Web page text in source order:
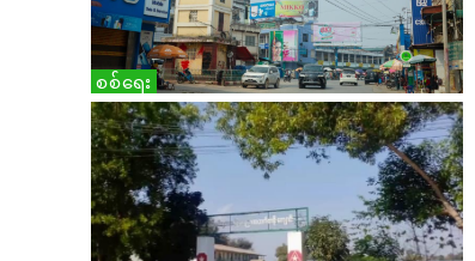
စစ်ရေး